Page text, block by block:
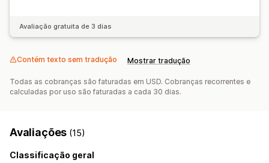
Avaliação gratuita de 3 dias
Contém texto sem tradução Mostrar tradução
Todas as cobranças são faturadas em USD. Cobranças recorrentes e
calculadas por uso são faturadas a cada 30 dias.
Avaliações (15)
Classificação geral